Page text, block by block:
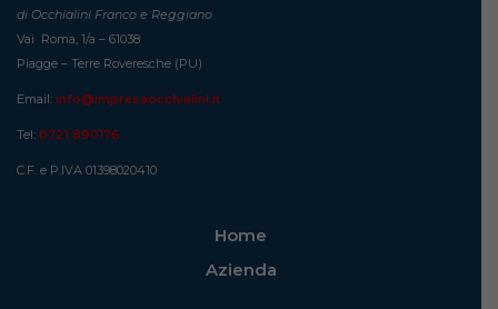
di Occhialini Franco e Reggiano
Vai Roma, 1/a – 61038
Piagge – Terre Roveresche (PU)
Email: info@impresaocchialini.it
Tel: 0721 890176
C.F. e P.IVA 01398020410
Home
Azienda